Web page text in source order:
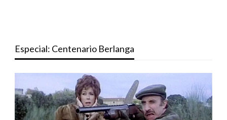
Especial: Centenario Berlanga